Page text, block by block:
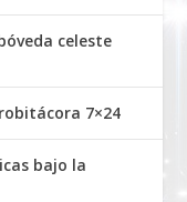
celeste
7×24
bajo la